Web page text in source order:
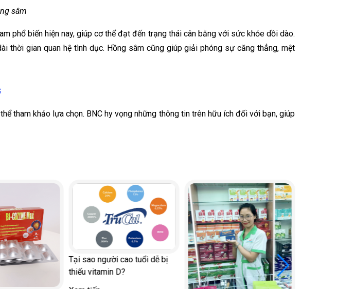
sâm
phổ biến hiện nay, giúp cơ thể đạt đến trạng thái cân bằng với sức khỏe dồi dào.
thời gian quan hệ tình dục. Hồng sâm cũng giúp giải phóng sự căng thẳng, mệt
tham khảo lựa chọn. BNC hy vọng những thông tin trên hữu ích đối với bạn, giúp
cao tuổi dễ bị
Nam Giới Qua Tuổi 30 Có Cần
Xét Nghiệm Testosterone?
Xem tiếp...